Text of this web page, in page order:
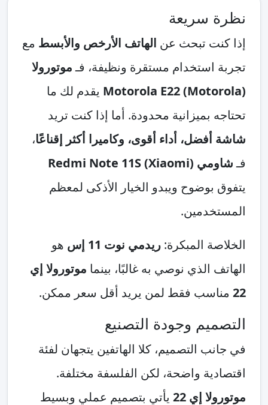
نظرة سريعة
إذا كنت تبحث عن الهاتف الأرخص والأبسط مع
تجربة استخدام مستقرة ونظيفة، فـموتورولا
(Motorola) Motorola E22
يقدم لك ما
تحتاجه بميزانية محدودة. أما إذا كنت تريد
شاشة أفضل، أداء أقوى، وكاميرا أكثر إقناعًا،
فـشاومي (Xiaomi) Redmi Note 11S
يتفوق بوضوح ويبدو الخيار الأذكى لمعظم
المستخدمين.
الخلاصة المبكرة: ريدمي نوت 11 إس
هو
الهاتف الذي نوصي به غالبًا، بينما موتورولا إي
22 مناسب فقط لمن يريد أقل سعر ممكن.
التصميم وجودة التصنيع
في جانب التصميم، كلا الهاتفين يتجهان لفئة
اقتصادية واضحة، لكن الفلسفة مختلفة.
موتورولا إي 22
يأتي بتصميم عملي وبسيط